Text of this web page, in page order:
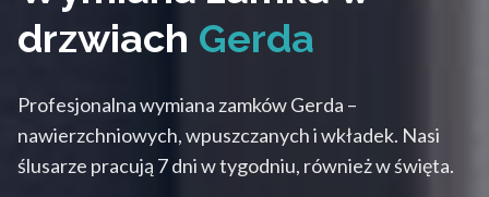
drzwiach Gerda
Profesjonalna wymiana zamków Gerda –
nawierzchniowych, wpuszczanych i wkładek. Nasi
ślusarze pracują 7 dni w tygodniu, również w święta.